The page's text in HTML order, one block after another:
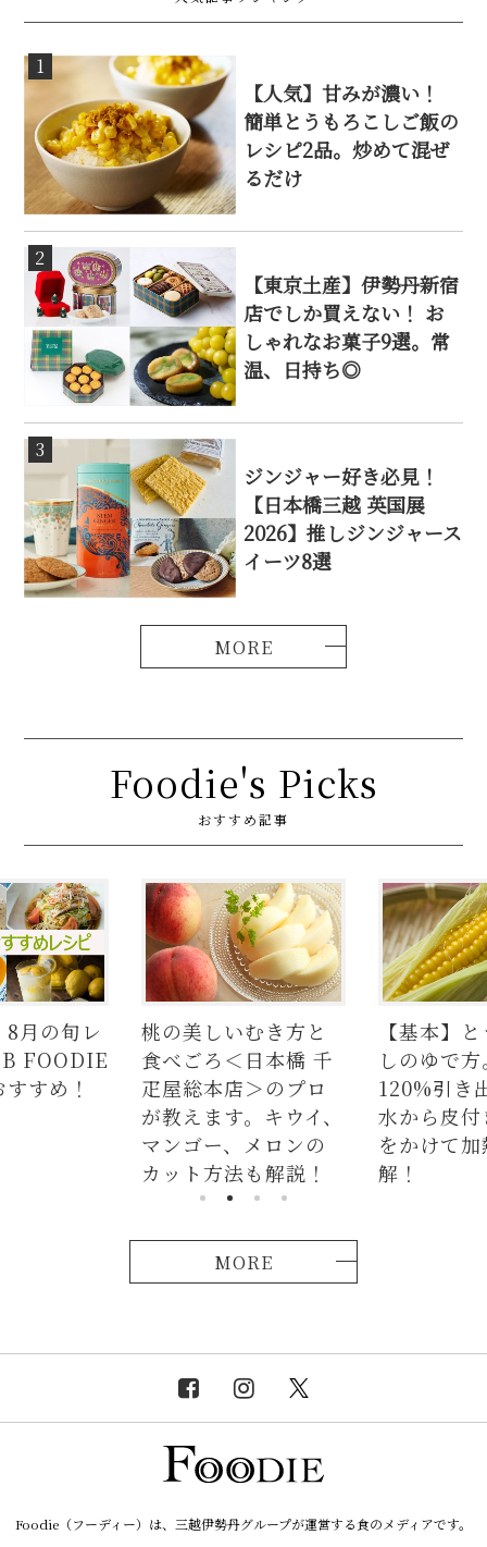
1
【人気】甘みが濃い！
簡単とうもろこしご飯の
レシピ2品。炒めて混ぜ
るだけ
2
【東京土産】伊勢丹新宿
店でしか買えない！ お
しゃれなお菓子9選。常
温、日持ち◎
3
ジンジャー好き必見！
【日本橋三越 英国展
2026】推しジンジャース
イーツ8選
Foodie's Picks
おすすめ記事
美しいむき方と
ごろ＜日本橋 千
総本店＞のプロ
えます。キウイ、
ゴー、メロンの
ト方法も解説！
【基本】とうもろこ
しのゆで方。甘さを
120%引き出すには、
水から皮付き＆時間
をかけて加熱が正
解！
の
ラ
麺
つ
MORE
Foodie（フーディー）は、三越伊勢丹グループが運営する食のメディアです。